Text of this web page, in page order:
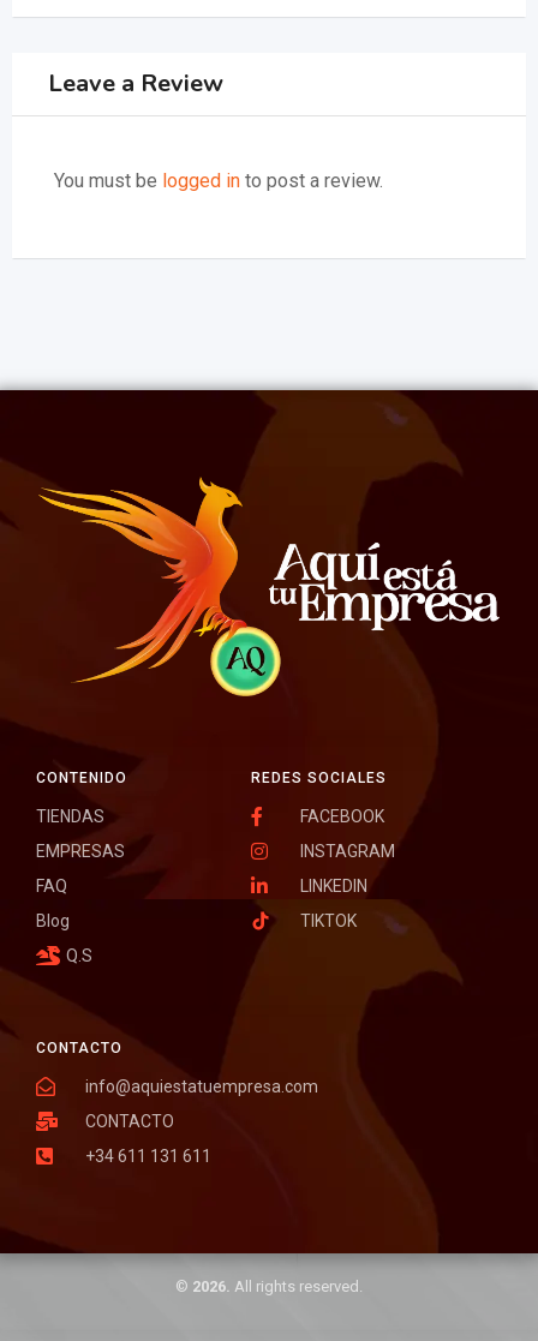
Leave a Review
You must be logged in to post a review.
CONTACTO
info@aquiestatuempresa.com
CONTACTO
+34 611 131 611
REDES SOCIALES
FACEBOOK
INSTAGRAM
LINKEDIN
TIKTOK
CONTENIDO
TIENDAS
EMPRESAS
FAQ
Blog
Q.S
© 2026. All rights reserved.